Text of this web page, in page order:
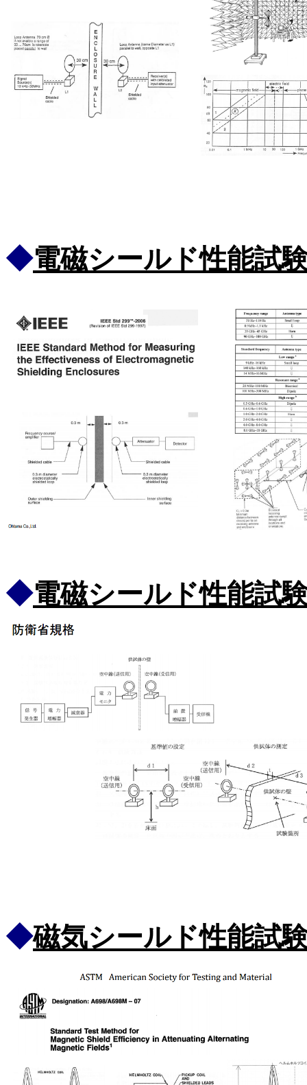
◆電磁シールド性能試
◆電磁シールド性能試
◆磁気シールド性能試